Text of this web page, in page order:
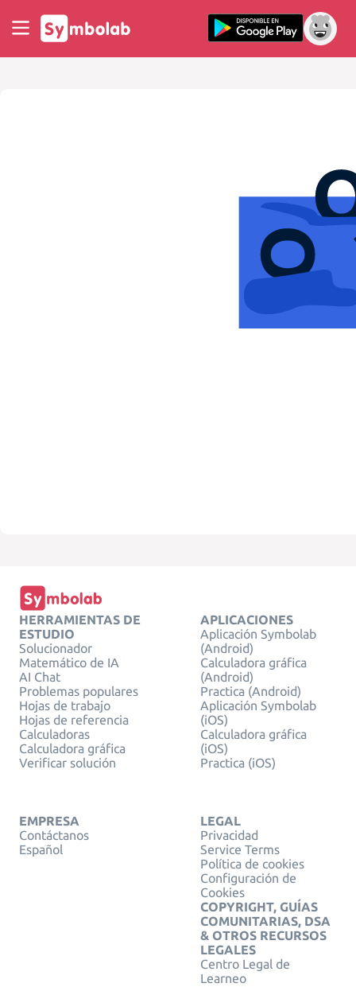
HERRAMIENTAS DE
ESTUDIO
Solucionador
Matemático de IA
AI Chat
Problemas populares
Hojas de trabajo
Hojas de referencia
Calculadoras
Calculadora gráfica
Verificar solución
APLICACIONES
Aplicación Symbolab
(Android)
Calculadora gráfica
(Android)
Practica (Android)
Aplicación Symbolab
(iOS)
Calculadora gráfica
(iOS)
Practica (iOS)
EMPRESA
Contáctanos
Español
LEGAL
Privacidad
Service Terms
Política de cookies
Configuración de
Cookies
COPYRIGHT, GUÍAS
COMUNITARIAS, DSA
& OTROS RECURSOS
LEGALES
Centro Legal de
Learneo